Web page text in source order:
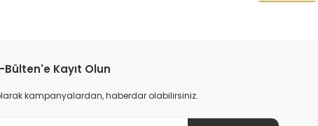
Bülten'e Kayıt Olun
kampanyalardan, haberdar olabilirsiniz.